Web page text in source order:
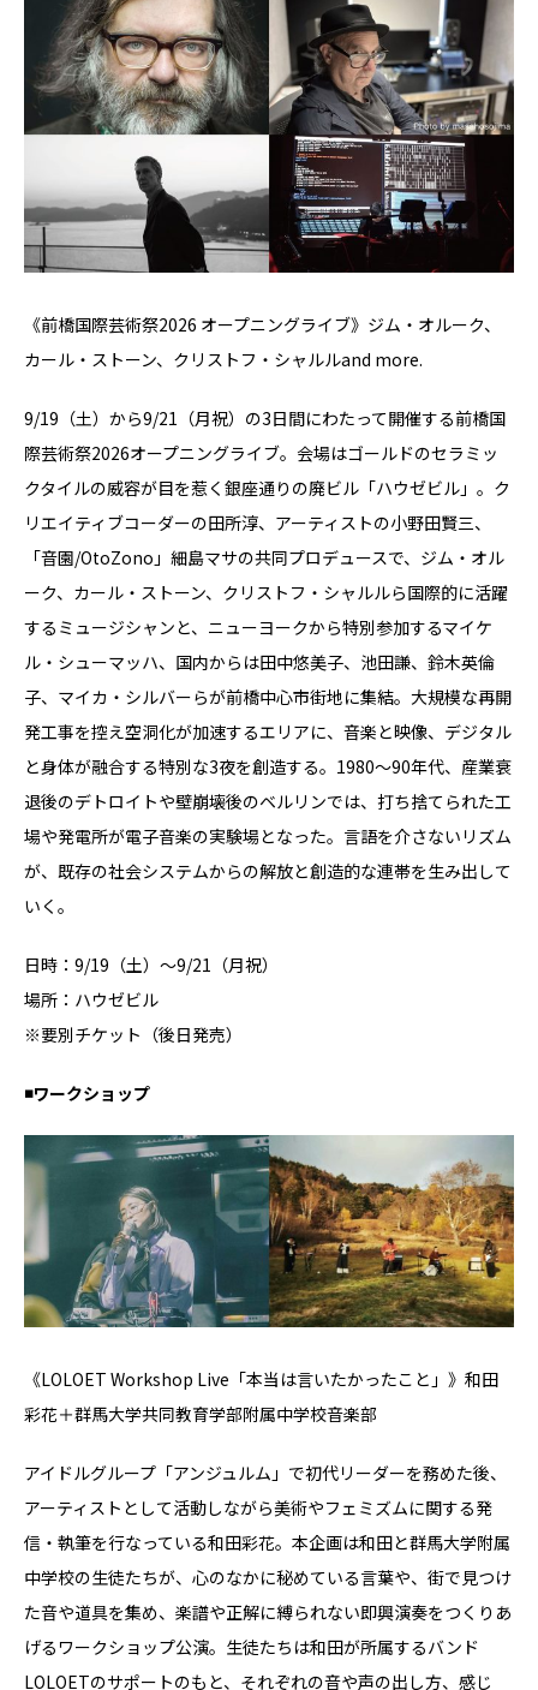
《前橋国際芸術祭2026 オープニングライブ》ジム・オルーク、
カール・ストーン、クリストフ・シャルルand more.
9/19（⼟）から9/21（⽉祝）の3⽇間にわたって開催する前橋国
際芸術祭2026オープニングライブ。会場はゴールドのセラミッ
クタイルの威容が⽬を惹く銀座通りの廃ビル「ハウゼビル」。ク
リエイティブコーダーの⽥所淳、アーティストの小野⽥賢三、
「⾳園/OtoZono」細島マサの共同プロデュースで、ジム・オル
ーク、カール・ストーン、クリストフ・シャルルら国際的に活躍
するミュージシャンと、ニューヨークから特別参加するマイケ
ル・シューマッハ、国内からは⽥中悠美⼦、池⽥謙、鈴木英倫
⼦、マイカ・シルバーらが前橋中⼼市街地に集結。⼤規模な再開
発工事を控え空洞化が加速するエリアに、⾳楽と映像、デジタル
と⾝体が融合する特別な3夜を創造する。1980〜90年代、産業衰
退後のデトロイトや壁崩壊後のベルリンでは、打ち捨てられた工
場や発電所が電⼦⾳楽の実験場となった。言語を介さないリズム
が、既存の社会システムからの解放と創造的な連帯を⽣み出して
いく。
日時：9/19（土）～9/21（月祝）
場所：ハウゼビル
※要別チケット（後日発売）
◾️ワークショップ
《LOLOET Workshop Live「本当は言いたかったこと」》和田
彩花＋群馬大学共同教育学部附属中学校音楽部
アイドルグループ「アンジュルム」で初代リーダーを務めた後、
アーティストとして活動しながら美術やフェミズムに関する発
信・執筆を⾏なっている和⽥彩花。本企画は和⽥と群⾺⼤学附属
中学校の⽣徒たちが、⼼のなかに秘めている言葉や、街で⾒つけ
た⾳や道具を集め、楽譜や正解に縛られない即興演奏をつくりあ
げるワークショップ公演。⽣徒たちは和⽥が所属するバンド
LOLOETのサポートのもと、それぞれの⾳や声の出し⽅、感じ